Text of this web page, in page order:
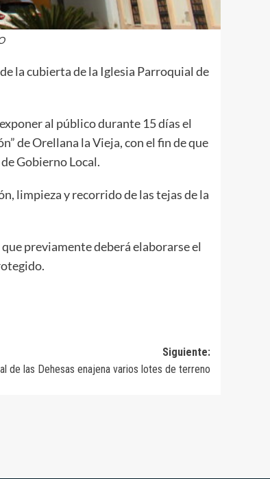
la cubierta de la Iglesia Parroquial de
al público durante 15 días el
de Orellana la Vieja, con el fin de que
Gobierno Local.
limpieza y recorrido de las tejas de la
previamente deberá elaborarse el
Siguiente:
de las Dehesas enajena varios lotes de terreno